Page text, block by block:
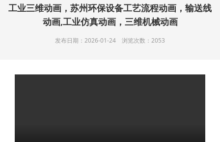
工业三维动画，苏州环保设备工艺流程动画，输送线
动画,工业仿真动画，三维机械动画
发布日期：2026-01-24 浏览次数：2053